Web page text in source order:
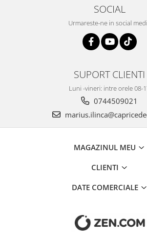
SOCIAL
Urmareste-ne in social
SUPORT CLIENTI
Luni -vineri: intre orele 08-
0744509021
MAGAZINUL MEU
CLIENTI
DATE COMERCIALE